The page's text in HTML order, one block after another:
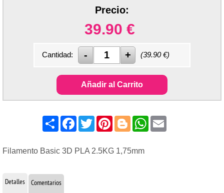
Precio:
39.90 €
Cantidad: (39.90€)
Añadir al Carrito
ShareFacebook
TwitterPinterest
BloggerWhatsApp
Filamento Basic 3D PLA 2.5KG 1,75mm
Detalles Comentarios